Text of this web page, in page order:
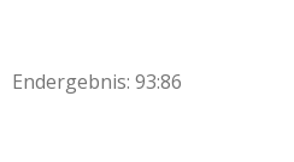
Endergebnis: 93:86